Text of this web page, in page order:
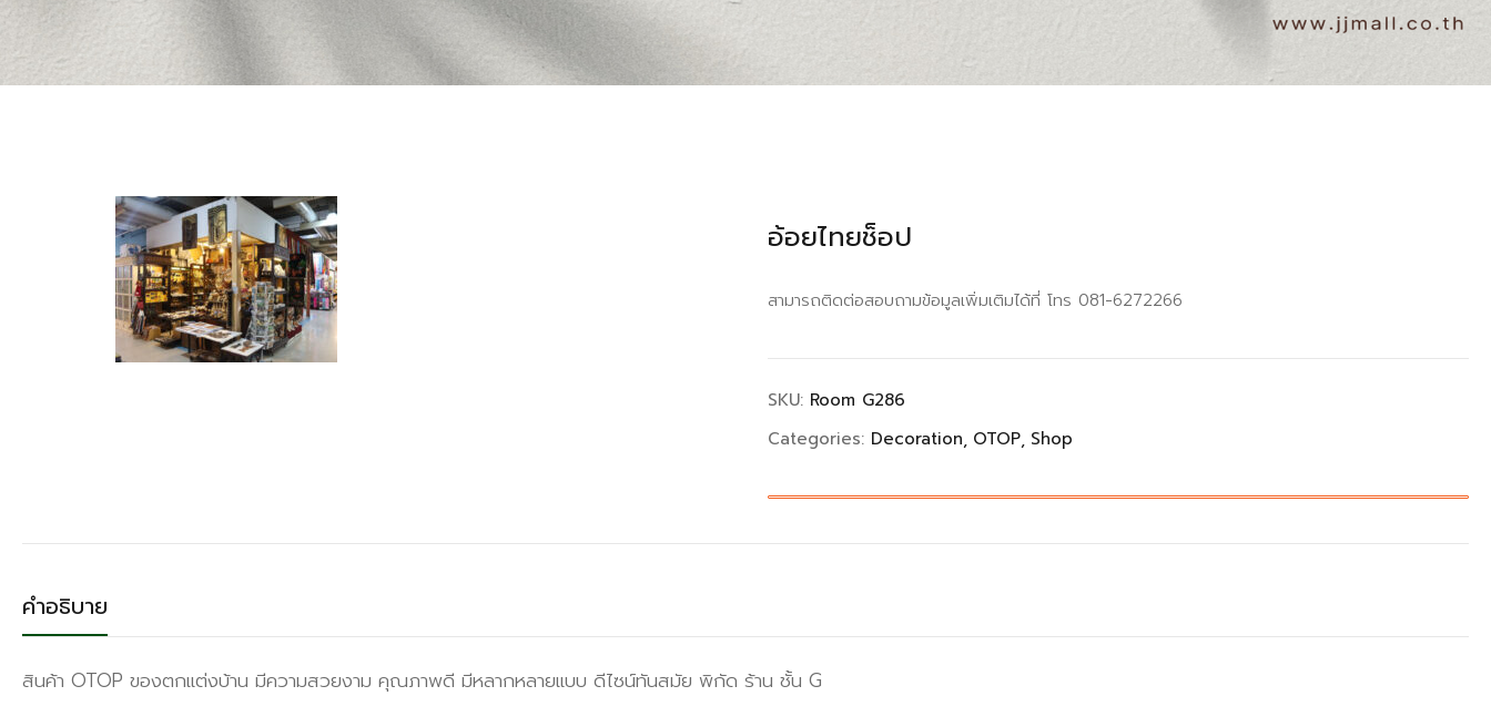
อ้อยไทยช็อป
สามารถติดต่อสอบถามข้อมูลเพิ่มเติมได้ที่ โทร 081-6272266
SKU: Room G286
Categories: Decoration OTOP Shop
คำอธิบาย
สินค้า OTOP ของตกแต่งบ้าน มีความสวยงาม คุณภาพดี มีหลากหลายแบบ ดีไซน์ทันสมัย พิกัด ร้าน ชั้น G